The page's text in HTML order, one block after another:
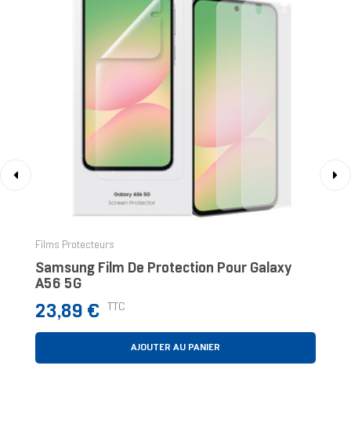
Films Protecteurs
Samsung Film De Protection Pour Galaxy
A56 5G
Prix
23,89 € TTC
AJOUTER AU PANIER